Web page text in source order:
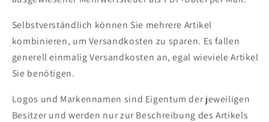
Selbstverständlich können Sie mehrere Artikel
kombinieren, um Versandkosten zu sparen. Es fallen
generell einmalig Versandkosten an, egal wieviele Artikel
Sie benötigen.
Logos und Markennamen sind Eigentum der jeweiligen
Besitzer und werden nur zur Beschreibung des Artikels